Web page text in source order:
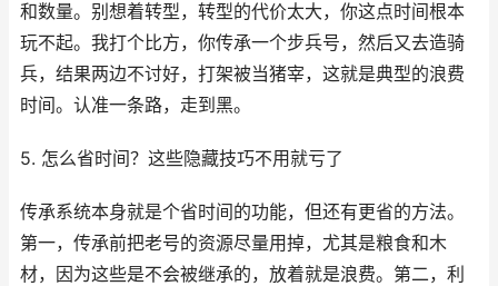
和数量。别想着转型，转型的代价太大，你这点时间根本
玩不起。我打个比方，你传承一个步兵号，然后又去造骑
兵，结果两边不讨好，打架被当猪宰，这就是典型的浪费
时间。认准一条路，走到黑。
5. 怎么省时间？这些隐藏技巧不用就亏了
传承系统本身就是个省时间的功能，但还有更省的方法。
第一，传承前把老号的资源尽量用掉，尤其是粮食和木
材，因为这些是不会被继承的，放着就是浪费。第二，利